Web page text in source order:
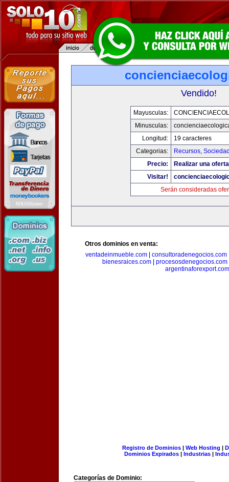
Vendido!
Mayusculas:
Minusculas:
Longitud:
19 caracteres
Categorias:
Recursos,
Precio:
Realizar una
Visitar!
Serán consideradas
Otros dominios en venta:
ventadeinmueble.com| consultoradenegocios.com
bienesraices.com
procesosdenegocios.com
argentinaforexport.com
Registro de Dominios| Web Hosting |
Dominios Expirados | Industrias |
Categorías de Dominio: